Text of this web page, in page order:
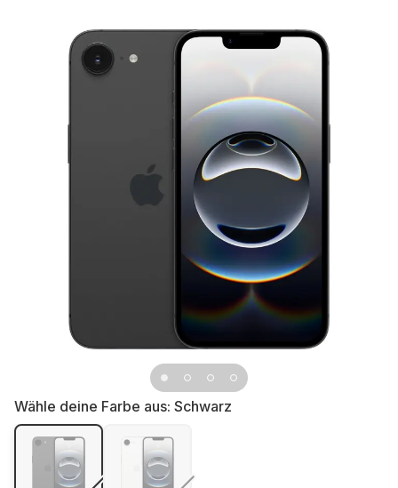
Wähle deine Farbe aus: Schwarz